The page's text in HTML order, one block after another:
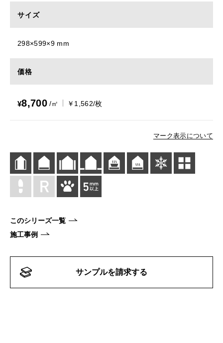
サイズ
298×599×9 mm
価格
¥8,700 /㎡ ￥1,562/枚
マーク表示について
このシリーズ一覧
施工事例
サンプルを請求する